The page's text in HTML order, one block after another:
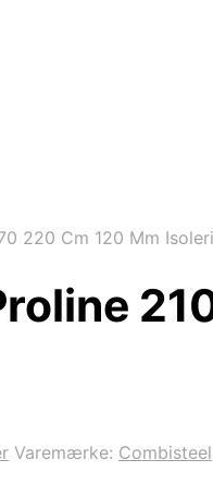
220 Cm 120 Mm
Varemærke: Combisteel